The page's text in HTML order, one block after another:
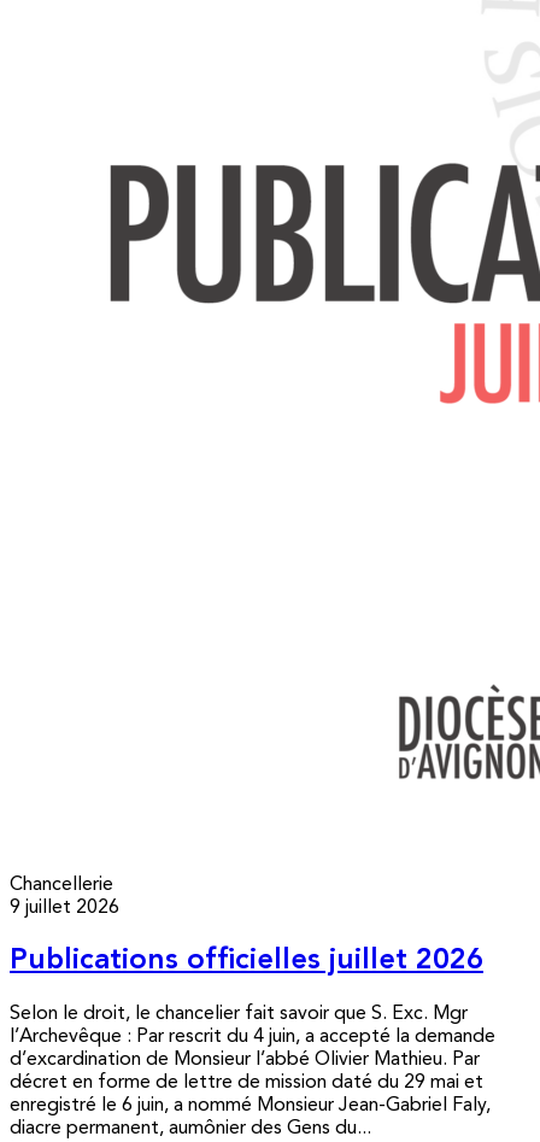
Chancellerie
9 juillet 2026
Publications officielles juillet 2026
Selon le droit, le chancelier fait savoir que S. Exc. Mgr
l’Archevêque : Par rescrit du 4 juin, a accepté la demande
d’excardination de Monsieur l’abbé Olivier Mathieu. Par
décret en forme de lettre de mission daté du 29 mai et
enregistré le 6 juin, a nommé Monsieur Jean-Gabriel Faly,
diacre permanent, aumônier des Gens du...